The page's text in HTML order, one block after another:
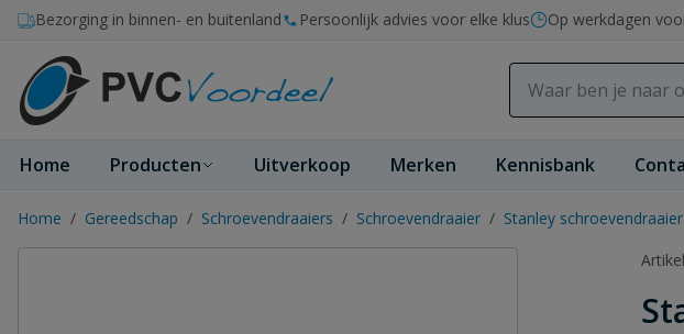
Ga naar de inhoud
Bezorging in binnen- en buitenland Persoonlijk advies voor elke klus Op werkdagen
Home Producten Uitverkoop Merken Kennisbank
Home / Gereedschap / Schroevendraaiers / Schroevendraaier / Stanley